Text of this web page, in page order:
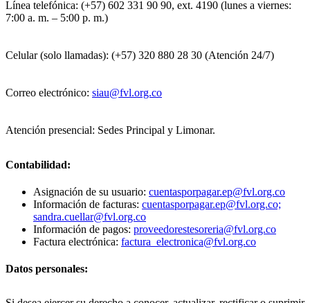
Línea telefónica: (+57) 602 331 90 90, ext. 4190 (lunes a viernes:
7:00 a. m. – 5:00 p. m.)
Celular (solo llamadas): (+57) 320 880 28 30 (Atención 24/7)
Correo electrónico: siau@fvl.org.co
Atención presencial: Sedes Principal y Limonar.
Contabilidad:
Asignación de su usuario: cuentasporpagar.ep@fvl.org.co
Información de facturas: cuentasporpagar.ep@fvl.org.co;
sandra.cuellar@fvl.org.co
Información de pagos: proveedorestesoreria@fvl.org.co
Factura electrónica: factura_electronica@fvl.org.co
Datos personales: